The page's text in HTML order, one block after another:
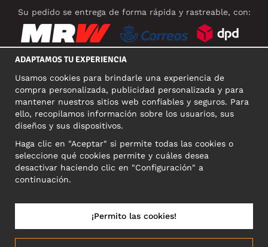
Su pedido se entrega de forma rápida y rastreable, con:
REDES SOCIALES
DIRECCIÓN COMERCIAL
Motley Denim Europe OÜ
Narva mnt 5, EE-10117 Tallinn
Reg: 12356245
ADAPTAMOS TU EXPERIENCIA
Usamos cookies para brindarle una experiencia de
compra personalizada, publicidad personalizada y para
mantener nuestros sitios web confiables y seguros. Para
ello, recopilamos información sobre los usuarios, sus
diseños y sus dispositivos.
Haga clic en "Aceptar" si permite todas las cookies o
seleccione qué cookies permite y cuáles desea
desactivar haciendo clic en "Configuración" a
continuación.
¡Permito las cookies!